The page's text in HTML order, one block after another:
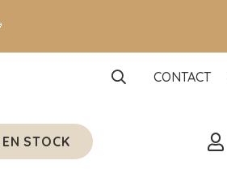
CONTACT
STOCK